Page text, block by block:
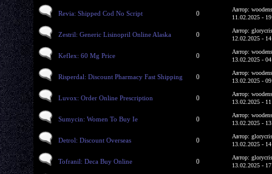
Revia: Shipped Cod No Script 0
Автор:
11.02.2025 -
Zestril: Generic Lisinopril Online Alaska 0
Автор:
12.02.2025 -
Keflex: 60 Mg Price 0
Автор:
13.02.2025 -
Risperdal: Discount Pharmacy Fast Shipping 0
Автор:
13.02.2025 -
Luvox: Order Online Prescription 0
Автор:
13.02.2025 -
Sumycin: Women To Buy Ie 0
Автор:
13.02.2025 -
Detrol: Discount Overseas 0
Автор:
13.02.2025 -
Tofranil: Deca Buy Online 0
Автор:
13.02.2025 -